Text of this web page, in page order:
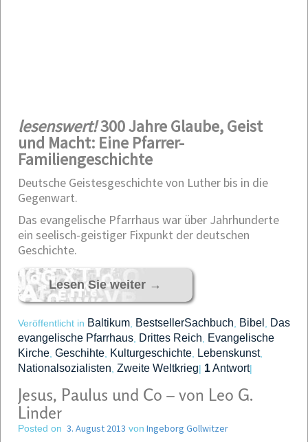
lesenswert!300 Jahre Glaube, Geist
und Macht: Eine Pfarrer-
Familiengeschichte
Deutsche Geistesgeschichte von Luther bis in die
Gegenwart.
Das evangelische Pfarrhaus war über Jahrhunderte
ein seelisch-geistiger Fixpunkt der deutschen
Geschichte.
Lesen Sie weiter →
Veröffentlicht in Baltikum BestsellerSachbuch Bibel
Das
evangelische Pfarrhaus Drittes Reich
Evangelische
Kirche Geschihte Kulturgeschichte Lebenskunst,
Nationalsozialisten Zweite Weltkrieg| 1Antwort|
Jesus, Paulus und Co – von Leo G.
Linder
Posted on 3. August 2013 von Ingeborg Gollwitzer